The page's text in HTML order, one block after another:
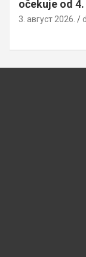
očekuje od
3. август 2026.